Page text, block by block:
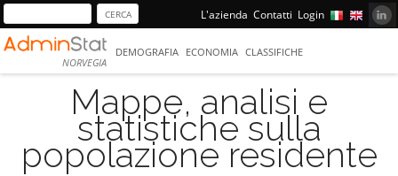
L'azienda Contatti Login
NORVEGIA
DEMOGRAFIA ECONOMIA CLASSIFICHE
Mappe, analisi e
statistiche sulla
popolazione residente